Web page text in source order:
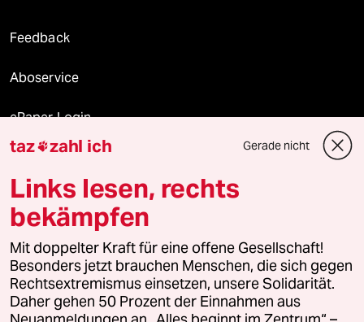
Feedback
Aboservice
ePaper Login
Downloads für Abonnierende
© 2026 taz Verlags und Vertriebs GmbH
Alle Rechte vorbehalten. Bei rechtlichen Fragen oder für Genehmigungen
wenden Sie sich bitte an lizenzen@taz.de
Feedback Redaktionsstatut Kommune-Richtlinien
taz zahl ich Gerade nicht
Links lesen, rechts
bekämpfen
Mit doppelter Kraft für eine offene Gesellschaft!
Besonders jetzt brauchen Menschen, die sich gegen
Rechtsextremismus einsetzen, unsere Solidarität.
Daher gehen 50 Prozent der Einnahmen aus